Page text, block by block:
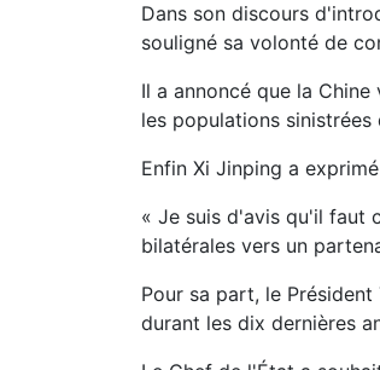
Dans son discours
souligné sa volonté de
Il a annoncé que la
les populations sinistrées
Enfin Xi Jinping a
« Je suis d'avis qu'il faut
bilatérales vers un
Pour sa part, le
durant les dix dernières